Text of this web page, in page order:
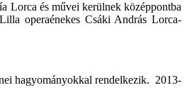
Lorca és művei kerülnek középpontba
operaénekes Csáki András Lorca-
hagyományokkal rendelkezik. 2013-